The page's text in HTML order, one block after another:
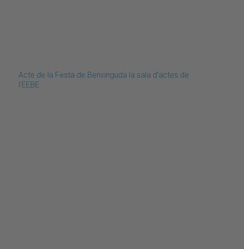
Acte de la Festa de Benvinguda la sala d'actes de
l'EEBE